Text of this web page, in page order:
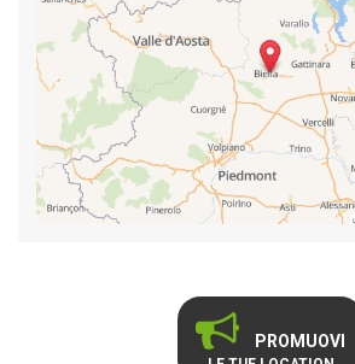
PROMUOVI